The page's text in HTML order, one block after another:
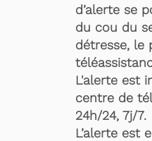
d’alerte se
du cou du
détresse, le
L'alerte est
centre de
24h/24, 7j/7.
L’alerte est